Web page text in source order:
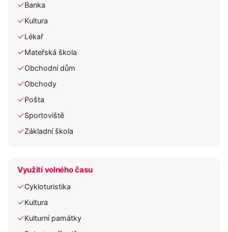
Banka
Kultura
Lékař
Mateřská škola
Obchodní dům
Obchody
Pošta
Sportoviště
Základní škola
Využití volného času
Cykloturistika
Kultura
Kulturní památky